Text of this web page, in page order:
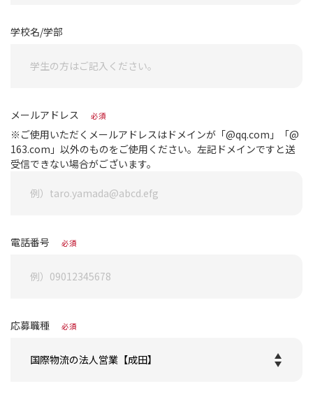
学校名/学部
メールアドレス 必須
※ご使用いただくメールアドレスはドメインが「@qq.com」「@
163.com」以外のものをご使用ください。左記ドメインですと送
受信できない場合がございます。
電話番号 必須
応募職種 必須